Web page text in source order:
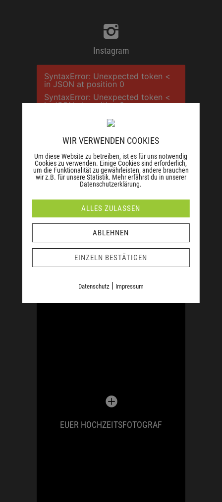
Instagram
SyntaxError: Unexpected token <
in JSON at position 0
SyntaxError: Unexpected token <
in JSON at position 0
DER RICHTIGE FOTOGRAF
Eine gute Investition - wertvolle Momente -
für ein Leben lang
EUER HOCHZEITSFOTOGRAF
begleiten. Diesen reifen
Erfahrungschatz teile ich sehr gerne mit
euch. Ich stehe euch bereits in der
WIR VERWENDEN COOKIES
Um diese Website zu betreiben, ist es für uns notwendig
Cookies zu verwenden. Einige Cookies sind erforderlich,
um die Funktionalität zu gewährleisten, andere brauchen
wir z.B. für unsere Statistik. Mehr erfährst du in unserer
Datenschutzerklärung.
ALLES ZULASSEN
ABLEHNEN
EINZELN BESTÄTIGEN
Datenschutz | Impressum